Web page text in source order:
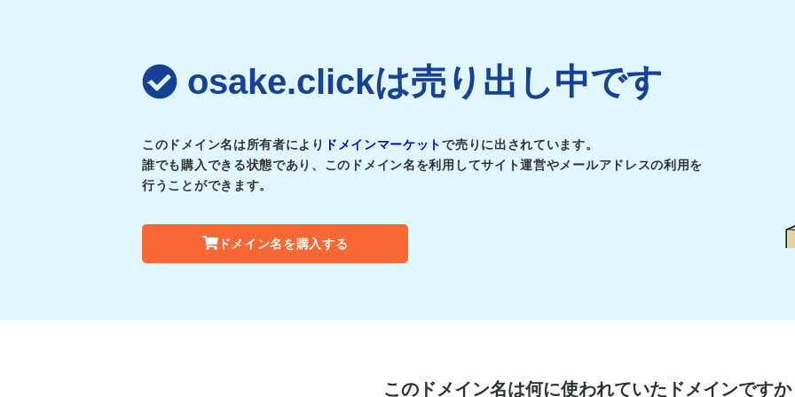
osake.clickは売り出し中です
このドメイン名は所有者により ドメインマーケットで売りに出されています。
誰でも購入できる状態であり、このドメイン名を利用してサイト運営やメールアドレスの利用を
行うことができます。
ドメイン名を購入する
このドメイン名は何に使われていたドメインですか